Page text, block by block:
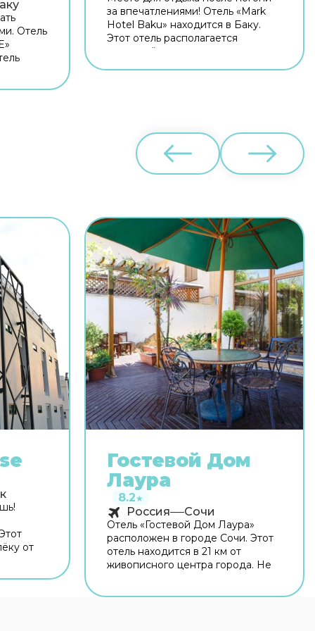
Отель
за впечатлениями! Отель «Mark
Hotel Baku» находится в Баку.
Этот отель располагается
неподалёку от центра города.
работает бар. Для гостей
работает ресторан. Для
любителей кофе и перекусов
открыто кафе. Хотите оставаться
врач. Сотрудники отеля по
запросу организуют гостям
трансфер. А ещё в распоряжении
гостей прачечная, химчистка,
банкомат и сейф. Номер уютно
обставлен и оснащён
необходимым, чтобы отдохнуть
после долгого и насыщенного
дня. Имеются душ, телевизор,
мини-бар, халат и тапочки.
Перечисленные услуги есть не во
всех номерах.
от
—
Гостевой Дом
Лаура
8.2★
Россия Сочи
Отель «Гостевой Дом Лаура»
расположен в городе Сочи. Этот
отель находится в 21 км от
живописного центра города. Не